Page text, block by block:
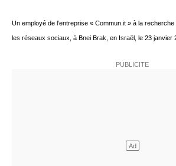
Un employé de l’entreprise « Commun.it » à la
les réseaux sociaux, à Bnei Brak, en Israël, le 23 janvier